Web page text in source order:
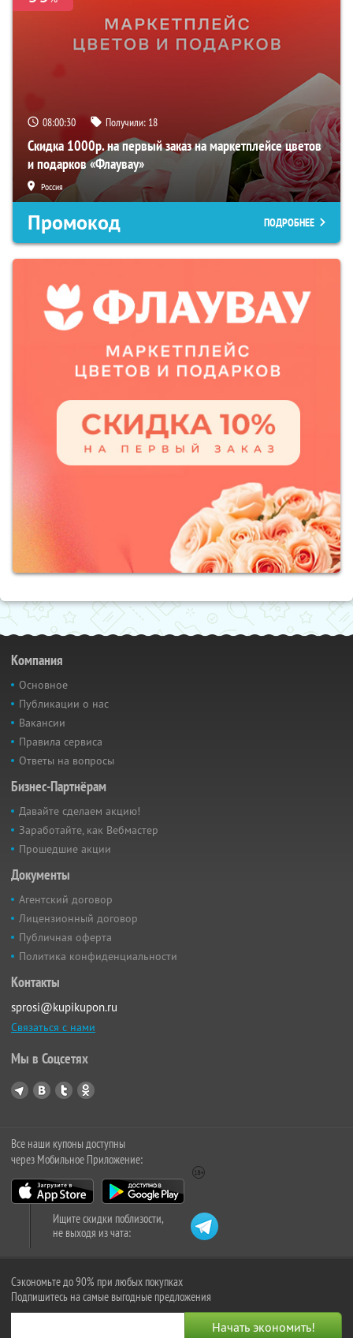
08:00:29 Получили: 18
Скидка 1000р. на первый заказ на маркетплейсе цветов
и подарков «Флаувау»
Россия
Промокод ПОДРОБНЕЕ
Компания
Основное
Публикации о нас
Вакансии
Правила сервиса
Ответы на вопросы
Бизнес-Партнёрам
Давайте сделаем акцию!
Заработайте, как Вебмастер
Прошедшие акции
Документы
Агентский договор
Лицензионный договор
Публичная оферта
Политика конфиденциальности
Контакты
sprosi@kupikupon.ru
Связаться с нами
Мы в Соцсетях
Все наши купоны доступны
через Мобильное Приложение:
Ищите скидки поблизости,
не выходя из чата:
Сэкономьте до 90% при любых покупках
Подпишитесь на самые выгодные предложения